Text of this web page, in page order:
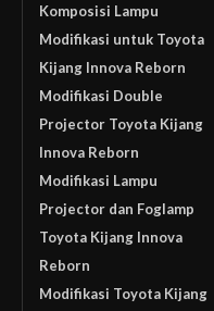
Komposisi Lampu
Modifikasi untuk Toyota
Kijang Innova Reborn
Modifikasi Double
Projector Toyota Kijang
Innova Reborn
Modifikasi Lampu
Projector dan Foglamp
Toyota Kijang Innova
Reborn
Modifikasi Toyota Kijang